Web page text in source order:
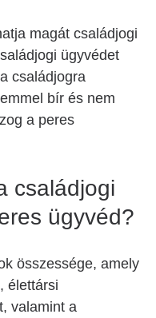
magát családjogi
ügyvédet
családjogra
bír és nem
a peres
családjogi
ügyvéd?
összessége, amely
élettársi
valamint a